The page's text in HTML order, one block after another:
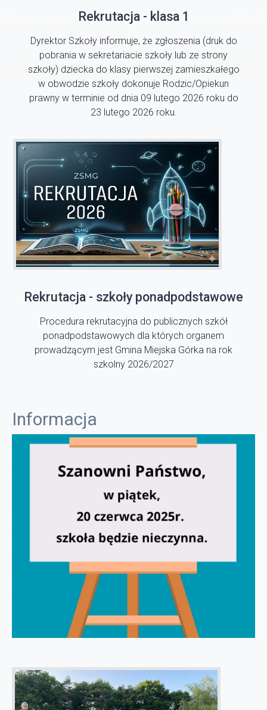
Rekrutacja - klasa 1
Dyrektor Szkoły informuje, że zgłoszenia (druk do
pobrania w sekretariacie szkoły lub ze strony
szkoły) dziecka do klasy pierwszej zamieszkałego
w obwodzie szkoły dokonuje Rodzic/Opiekun
prawny w terminie od dnia 09 lutego 2026 roku do
23 lutego 2026 roku.
Rekrutacja - szkoły ponadpodstawowe
Procedura rekrutacyjna do publicznych szkół
ponadpodstawowych dla których organem
prowadzącym jest Gmina Miejska Górka na rok
szkolny 2026/2027
Informacja